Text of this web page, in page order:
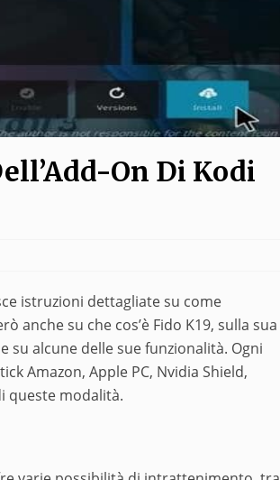
On Di Kodi
istruzioni dettagliate su come
anche su che cos’è Fido K19, sulla sua
su alcune delle sue funzionalità. Ogni
Amazon, Apple PC, Nvidia Shield,
queste modalità.